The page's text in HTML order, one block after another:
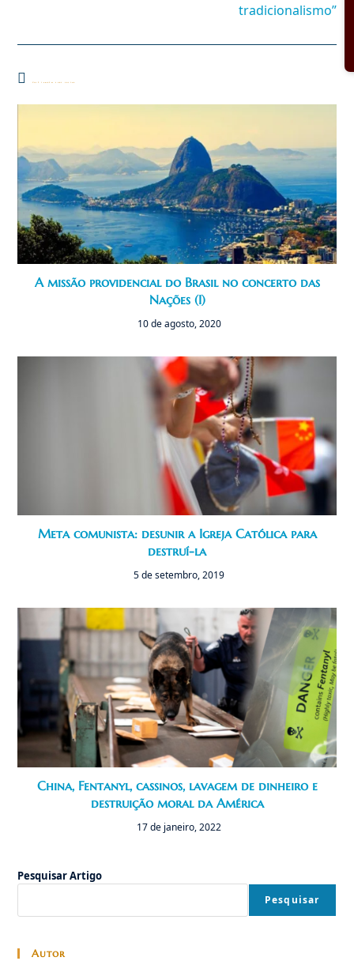
tradicionalismo”
Você também pode gostar
A missão providencial do Brasil no concerto das
Nações (I)
10 de agosto, 2020
Meta comunista: desunir a Igreja Católica para
destruí-la
5 de setembro, 2019
China, Fentanyl, cassinos, lavagem de dinheiro e
destruição moral da América
17 de janeiro, 2022
Pesquisar Artigo
Pesquisar
Autor